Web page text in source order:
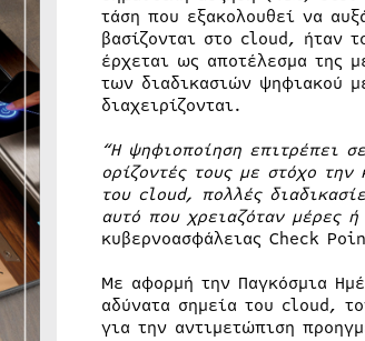
τάση που εξακολουθεί να
βασίζονται στο cloud, ήταν
έρχεται ως αποτέλεσμα της
των διαδικασιών ψηφιακού
διαχειρίζονται.
“Η ψηφιοποίηση επιτρέπει
ορίζοντές τους με στόχο
του cloud, πολλές
αυτό που χρειαζόταν μέρες
κυβερνοασφάλειας Check
Με αφορμή την Παγκόσμια
αδύνατα σημεία του cloud,
για την αντιμετώπιση